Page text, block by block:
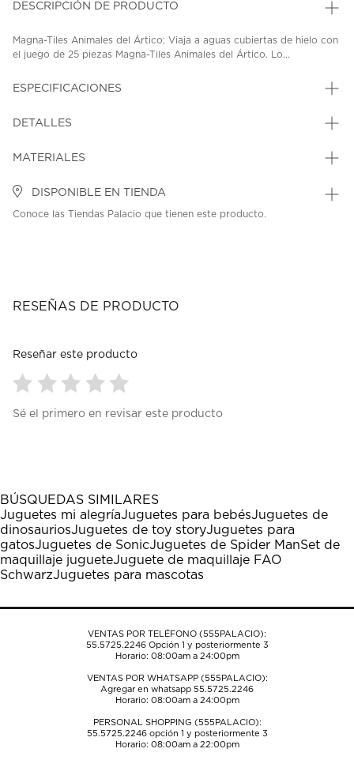
DESCRIPCIÓN DE PRODUCTO
Magna-Tiles Animales del Ártico; Viaja a aguas cubiertas de hielo con
el juego de 25 piezas Magna-Tiles Animales del Ártico. Lo...
ESPECIFICACIONES
DETALLES
MATERIALES
DISPONIBLE EN TIENDA
Conoce las Tiendas Palacio que tienen este producto.
RESEÑAS DE PRODUCTO
Reseñar este producto
para
1
estrella
Esta
acción
abrirá
el
formulario
envío.
para
estrellas.
Esta
acción
abrirá
el
formulario
envío.
para
estrellas.
Esta
acción
abrirá
el
formulario
envío.
para
estrellas.
Esta
acción
abrirá
el
formulario
envío.
para
estrellas.
Esta
acción
abrirá
el
formulario
envío.
Sé el primero en revisar este producto
BÚSQUEDAS SIMILARES
Juguetes mi alegríaJuguetes para bebésJuguetes de
dinosauriosJuguetes de toy storyJuguetes para
gatosJuguetes de SonicJuguetes de Spider ManSet de
maquillaje jugueteJuguete de maquillaje FAO
SchwarzJuguetes para mascotas
VENTAS POR TELÉFONO (555PALACIO):
55.5725.2246Opción 1 y posteriormente 3
Horario: 08:00am a 24:00pm
VENTAS POR WHATSAPP (555PALACIO):
Agregar en whatsapp 55.5725.2246
Horario: 08:00am a 24:00pm
PERSONAL SHOPPING (555PALACIO):
55.5725.2246opción 1 y posteriormente 3
Horario: 08:00am a 22:00pm